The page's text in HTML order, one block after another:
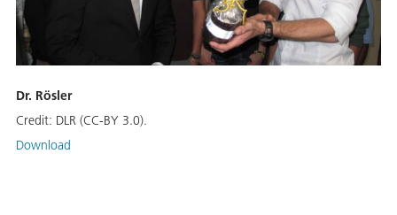
Dr. Rösler
Credit: DLR (CC-BY 3.0).
Download